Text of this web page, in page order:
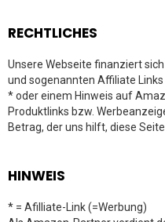
RECHTLICHES
Unsere Webseite finanziert
und sogenannten Affiliate
* oder einem Hinweis auf
Produktlinks bzw.
Betrag, der uns hilft, diese
HINWEIS
* = Afilliate-Link (=Werbung)